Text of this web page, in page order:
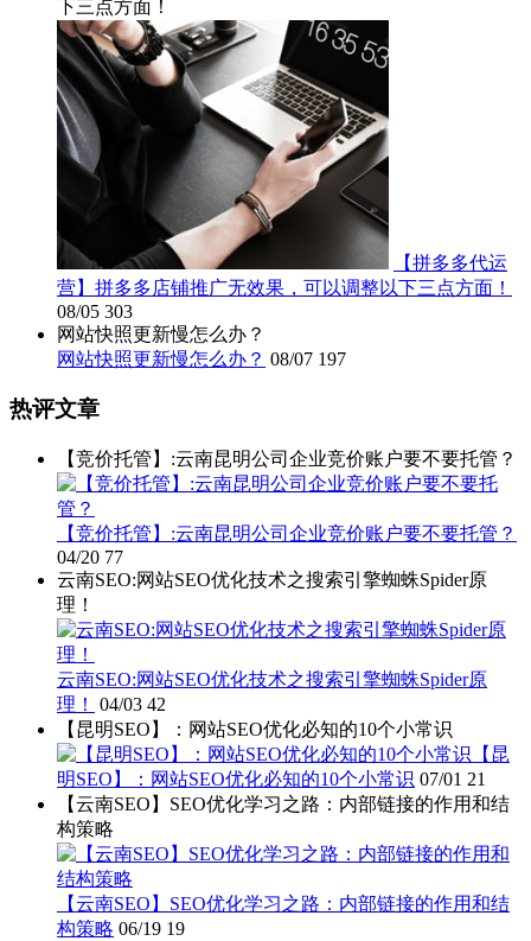
下三点方面！
【拼多多代运
营】拼多多店铺推广无效果，可以调整以下三点方面！
08/05 303
网站快照更新慢怎么办？
网站快照更新慢怎么办？ 08/07 197
热评文章
【竞价托管】:云南昆明公司企业竞价账户要不要托管？
【竞价托管】:云南昆明公司企业竞价账户要不要托管？
04/20 77
云南SEO:网站SEO优化技术之搜索引擎蜘蛛Spider原
理！
云南SEO:网站SEO优化技术之搜索引擎蜘蛛Spider原
理！
04/03 42
【昆明SEO】：网站SEO优化必知的10个小常识
【昆
明SEO】：网站SEO优化必知的10个小常识 07/01 21
【云南SEO】SEO优化学习之路：内部链接的作用和结
构策略
【云南SEO】SEO优化学习之路：内部链接的作用和结
构策略 06/19 19